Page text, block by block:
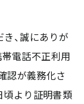
、誠にありが
電話不正利用
認が義務化さ
より証明書類